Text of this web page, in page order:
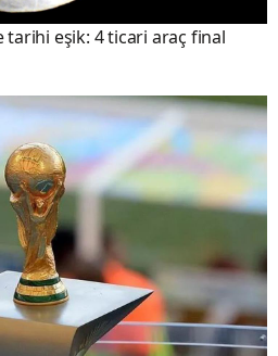
tarihi eşik: 4 ticari araç final